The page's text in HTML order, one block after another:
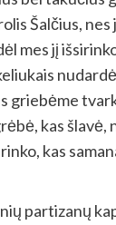
Šalčius,
mes jį
griebėme
kas šlavė,
kas
partizanų